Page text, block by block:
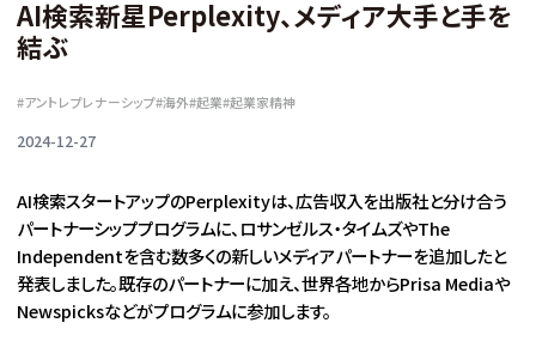
AI検索新星Perplexity、メディア大手と手を
結ぶ
#アントレプレナーシップ#海外#起業#起業家精神
2024-12-27
AI検索スタートアップのPerplexityは、広告収入を出版社と分け合う
パートナーシッププログラムに、ロサンゼルス・タイムズやThe
Independentを含む数多くの新しいメディアパートナーを追加したと
発表しました。既存のパートナーに加え、世界各地からPrisa Mediaや
Newspicksなどがプログラムに参加します。